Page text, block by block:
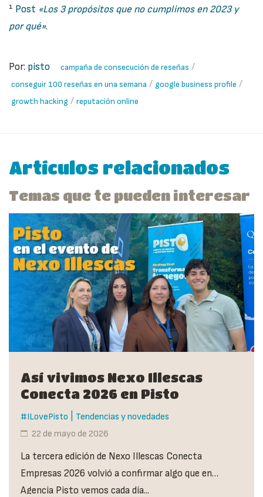
¹ Post «Los 3 propósitos que no cumplimos en 2023 y
por qué».
Por: pisto campaña de consecución de reseñas /
conseguir 100 reseñas en una semana / google business profile /
growth hacking / reputación online
Artículos relacionados
Temas que te pueden interesar
Así vivimos Nexo Illescas
Conecta 2026 en Pisto
#ILovePisto
Tendencias y novedades
22 de mayo de 2026
La tercera edición de Nexo Illescas Conecta
Empresas 2026 volvió a confirmar algo que en
Agencia Pisto vemos cada día...